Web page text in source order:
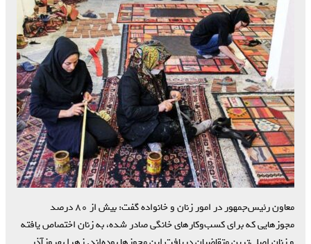
معاون رئیس‌جمهور در امور زنان و خانواده گفت: بیش از ۸۰ درصد
مجوزهایی که برای کسب‌وکارهای خانگی صادر شده، به زنان اختصاص یافته